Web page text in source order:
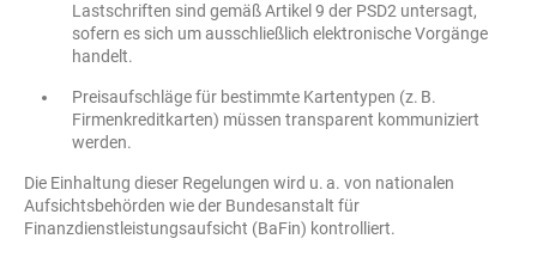
Lastschriften sind gemäß Artikel 9 der PSD2 untersagt,
sofern es sich um ausschließlich elektronische Vorgänge
handelt.
Preisaufschläge für bestimmte Kartentypen (z. B.
Firmenkreditkarten) müssen transparent kommuniziert
werden.
Die Einhaltung dieser Regelungen wird u. a. von nationalen
Aufsichtsbehörden wie der Bundesanstalt für
Finanzdienstleistungsaufsicht (BaFin) kontrolliert.